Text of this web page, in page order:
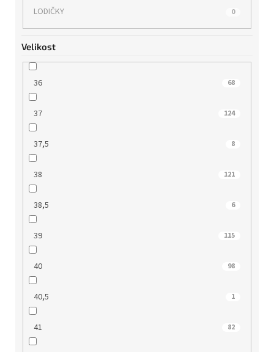
LODIČKY 0
Velikost
36 68
37 124
37,5 8
38 121
38,5 6
39 115
40 98
40,5 1
41 82